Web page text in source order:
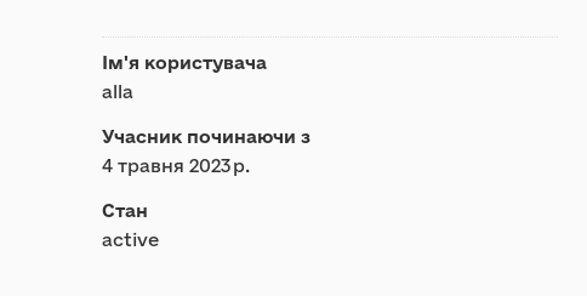
Ім'я користувача
alla
Учасник починаючи з
4 травня 2023 р.
Стан
active